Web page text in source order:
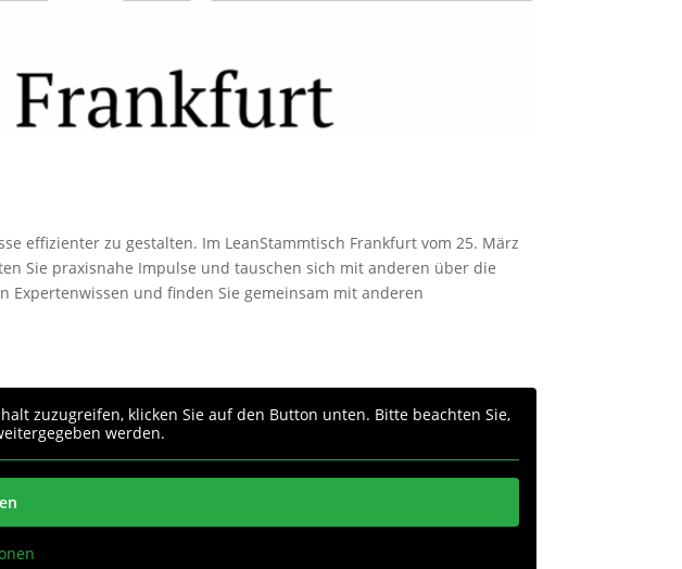
effizienter zu gestalten. Im LeanStammtisch Frankfurt vom 25. März
Sie praxisnahe Impulse und tauschen sich mit anderen über die
Expertenwissen und finden Sie gemeinsam mit anderen
zuzugreifen, klicken Sie auf den Button unten. Bitte beachten Sie,
werden.